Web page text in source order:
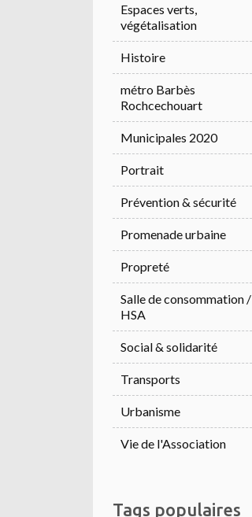
Espaces verts,
végétalisation
Histoire
métro Barbès
Rochcechouart
Municipales 2020
Portrait
Prévention & sécurité
Promenade urbaine
Propreté
Salle de consommation /
HSA
Social & solidarité
Transports
Urbanisme
Vie de l'Association
Tags populaires